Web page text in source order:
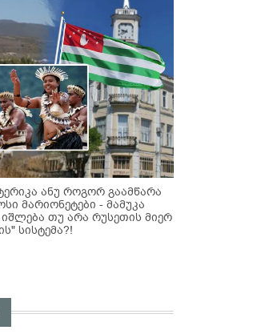
ანუ როგორ გაამწარა
მარიონეტები - მამუკა
თუ არა რუსეთის მიერ
სისტემა?!